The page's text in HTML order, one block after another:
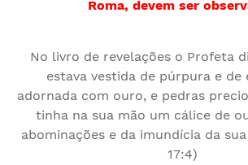
Roma, devem ser
No livro de revelações o Profeta
estava vestida de púrpura e de
adornada com ouro, e pedras
tinha na sua mão um cálice de
abominações e da imundícia da
17:4)